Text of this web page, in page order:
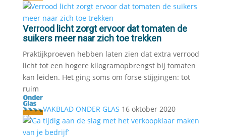
Verrood licht zorgt ervoor dat tomaten de
suikers meer naar zich toe trekken
Praktijkproeven hebben laten zien dat extra verrood
licht tot een hogere kilogramopbrengst bij tomaten
kan leiden. Het ging soms om forse stijgingen: tot
ruim
VAKBLAD ONDER GLAS 16 oktober 2020